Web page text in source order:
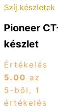
Szíj készletek
Pioneer
készlet
Értékelés
5.00 az
5-ből, 1
értékelés